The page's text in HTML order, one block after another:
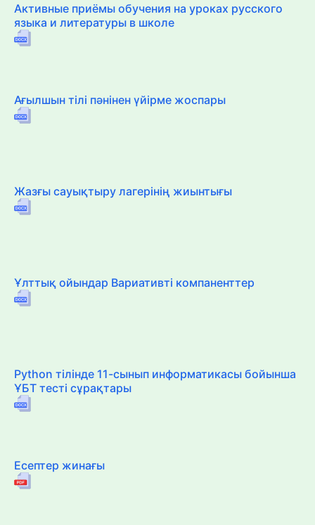
Активные приёмы обучения на уроках русского
языка и литературы в школе
Ағылшын тілі пәнінен үйірме жоспары
Жазғы сауықтыру лагерінің жиынтығы
Ұлттық ойындар Вариативті компаненттер
Python тілінде 11-сынып информатикасы бойынша
ҰБТ тесті сұрақтары
Есептер жинағы